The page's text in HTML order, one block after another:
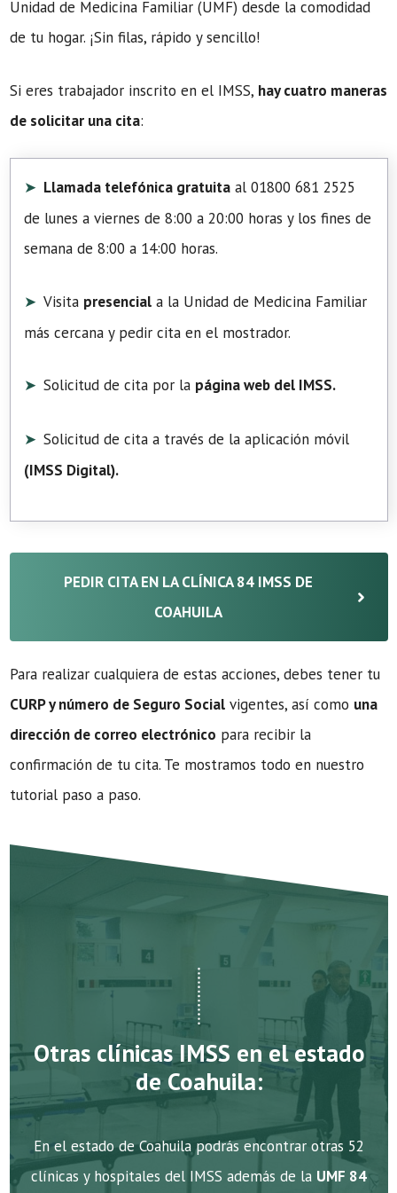
Unidad de Medicina Familiar (UMF) desde la comodidad
de tu hogar. ¡Sin filas, rápido y sencillo!
Si eres trabajador inscrito en el IMSS, hay cuatro maneras
de solicitar una cita:
Llamada telefónica gratuita al 01800 681 2525
de lunes a viernes de 8:00 a 20:00 horas y los fines de
semana de 8:00 a 14:00 horas.
Visita presencial a la Unidad de Medicina Familiar
más cercana y pedir cita en el mostrador.
Solicitud de cita por la página web del IMSS.
Solicitud de cita a través de la aplicación móvil
(IMSS Digital).
PEDIR CITA EN LA CLÍNICA 84 IMSS DE
COAHUILA
Para realizar cualquiera de estas acciones, debes tener tu
CURP y número de Seguro Social vigentes, así como una
dirección de correo electrónico para recibir la
confirmación de tu cita. Te mostramos todo en nuestro
tutorial paso a paso.
Otras clínicas IMSS en el estado
de Coahuila:
En el estado de Coahuila podrás encontrar otras 52
clínicas y hospitales del IMSS además de la UMF 84